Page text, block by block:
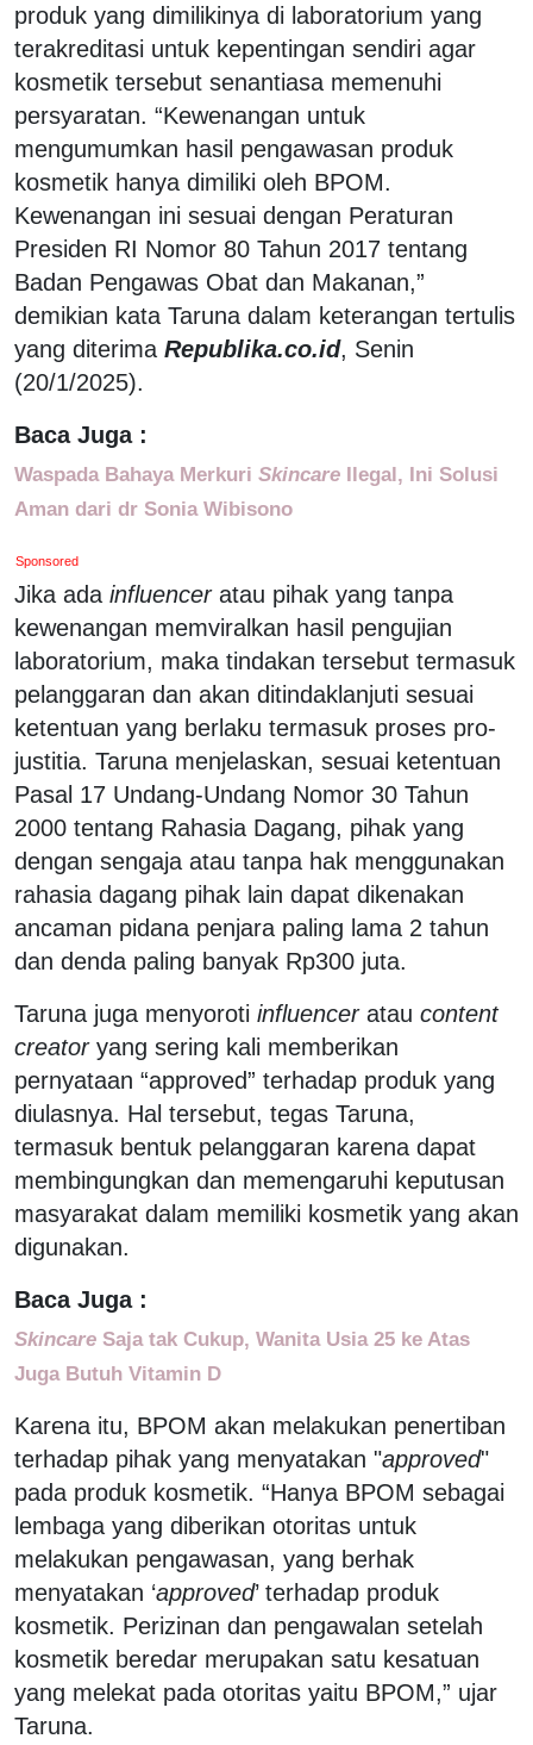
produk yang dimilikinya di laboratorium yang
terakreditasi untuk kepentingan sendiri agar
kosmetik tersebut senantiasa memenuhi
persyaratan. “Kewenangan untuk
mengumumkan hasil pengawasan produk
kosmetik hanya dimiliki oleh BPOM.
Kewenangan ini sesuai dengan Peraturan
Presiden RI Nomor 80 Tahun 2017 tentang
Badan Pengawas Obat dan Makanan,”
demikian kata Taruna dalam keterangan tertulis
yang diterima Republika.co.id, Senin
(20/1/2025).
Baca Juga :
Waspada Bahaya Merkuri Skincare Ilegal, Ini Solusi
Aman dari dr Sonia Wibisono
Sponsored
Jika ada influenceratau pihak yang tanpa
kewenangan memviralkan hasil pengujian
laboratorium, maka tindakan tersebut termasuk
pelanggaran dan akan ditindaklanjuti sesuai
ketentuan yang berlaku termasuk proses pro-
justitia. Taruna menjelaskan, sesuai ketentuan
Pasal 17 Undang-Undang Nomor 30 Tahun
2000 tentang Rahasia Dagang, pihak yang
dengan sengaja atau tanpa hak menggunakan
rahasia dagang pihak lain dapat dikenakan
ancaman pidana penjara paling lama 2 tahun
dan denda paling banyak Rp300 juta.
Taruna juga menyoroti influenceratau content
creatoryang sering kali memberikan
pernyataan “approved” terhadap produk yang
diulasnya. Hal tersebut, tegas Taruna,
termasuk bentuk pelanggaran karena dapat
membingungkan dan memengaruhi keputusan
masyarakat dalam memiliki kosmetik yang akan
digunakan.
Baca Juga :
Skincare Saja tak Cukup, Wanita Usia 25 ke Atas
Juga Butuh Vitamin D
Karena itu, BPOM akan melakukan penertiban
terhadap pihak yang menyatakan "approved"
pada produk kosmetik. “Hanya BPOM sebagai
lembaga yang diberikan otoritas untuk
melakukan pengawasan, yang berhak
menyatakan ‘approved’ terhadap produk
kosmetik. Perizinan dan pengawalan setelah
kosmetik beredar merupakan satu kesatuan
yang melekat pada otoritas yaitu BPOM,” ujar
Taruna.